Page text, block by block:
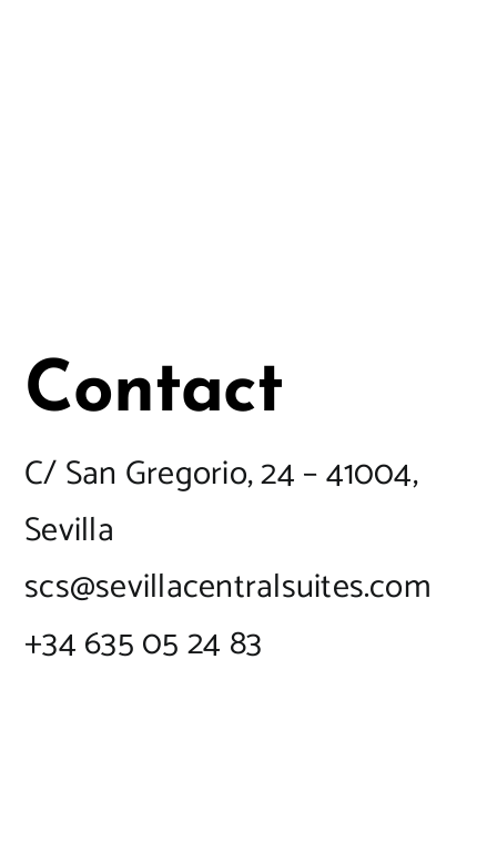
Contact
C/ San Gregorio, 24 – 41004,
Sevilla
scs@sevillacentralsuites.com
+34 635 05 24 83